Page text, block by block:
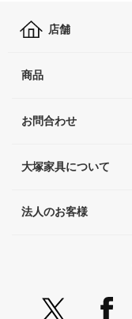
店舗
商品
お問合わせ
大塚家具について
法人のお客様